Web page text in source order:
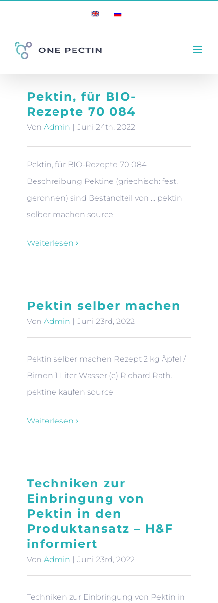
springen
EnglishRussian
Pektin, für BIO-
Rezepte 70 084
Von Admin | Juni 24th, 2022
Pektin, für BIO-Rezepte 70 084
Beschreibung Pektine (griechisch: fest,
geronnen) sind Bestandteil von ... pektin
selber machen source
Weiterlesen
Pektin selber machen
Von Admin | Juni 23rd, 2022
Pektin selber machen Rezept 2 kg Äpfel /
Birnen 1 Liter Wasser (c) Richard Rath.
pektine kaufen source
Weiterlesen
Techniken zur
Einbringung von
Pektin in den
Produktansatz – H&F
informiert
Von Admin | Juni 23rd, 2022
Techniken zur Einbringung von Pektin in